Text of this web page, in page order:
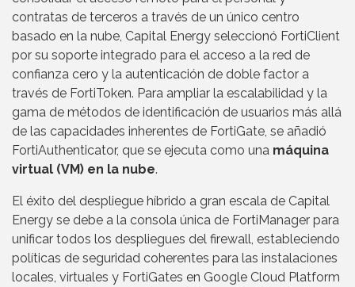
contratas de terceros a través de un único centro
basado en la nube, Capital Energy seleccionó FortiClient
por su soporte integrado para el acceso a la red de
confianza cero y la autenticación de doble factor a
través de FortiToken. Para ampliar la escalabilidad y la
gama de métodos de identificación de usuarios más allá
de las capacidades inherentes de FortiGate, se añadió
FortiAuthenticator, que se ejecuta como una máquina
virtual (VM) en la nube.
El éxito del despliegue híbrido a gran escala de Capital
Energy se debe a la consola única de FortiManager para
unificar todos los despliegues del firewall, estableciendo
políticas de seguridad coherentes para las instalaciones
locales, virtuales y FortiGates en Google Cloud Platform